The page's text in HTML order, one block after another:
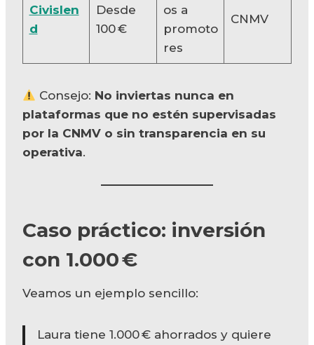
Civislen
d
Desde
100 €
os a
promoto
res
CNMV
Consejo: No inviertas nunca en
plataformas que no estén supervisadas
por la CNMV o sin transparencia en su
operativa.
Caso práctico: inversión
con 1.000 €
Veamos un ejemplo sencillo:
Laura tiene 1.000 € ahorrados y quiere